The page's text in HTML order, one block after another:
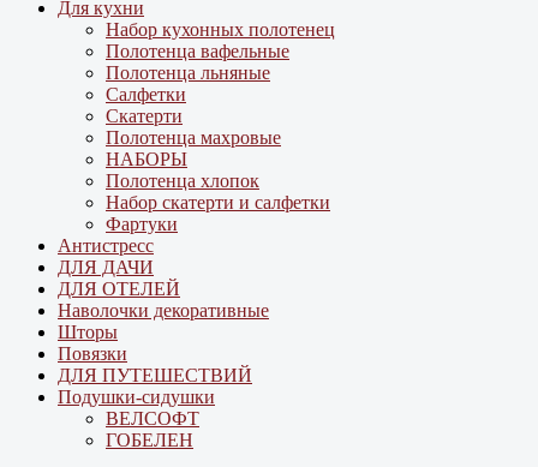
Для кухни
Набор кухонных полотенец
Полотенца вафельные
Полотенца льняные
Салфетки
Скатерти
Полотенца махровые
НАБОРЫ
Полотенца хлопок
Набор скатерти и салфетки
Фартуки
Антистресс
ДЛЯ ДАЧИ
ДЛЯ ОТЕЛЕЙ
Наволочки декоративные
Шторы
Повязки
ДЛЯ ПУТЕШЕСТВИЙ
Подушки-сидушки
ВЕЛСОФТ
ГОБЕЛЕН